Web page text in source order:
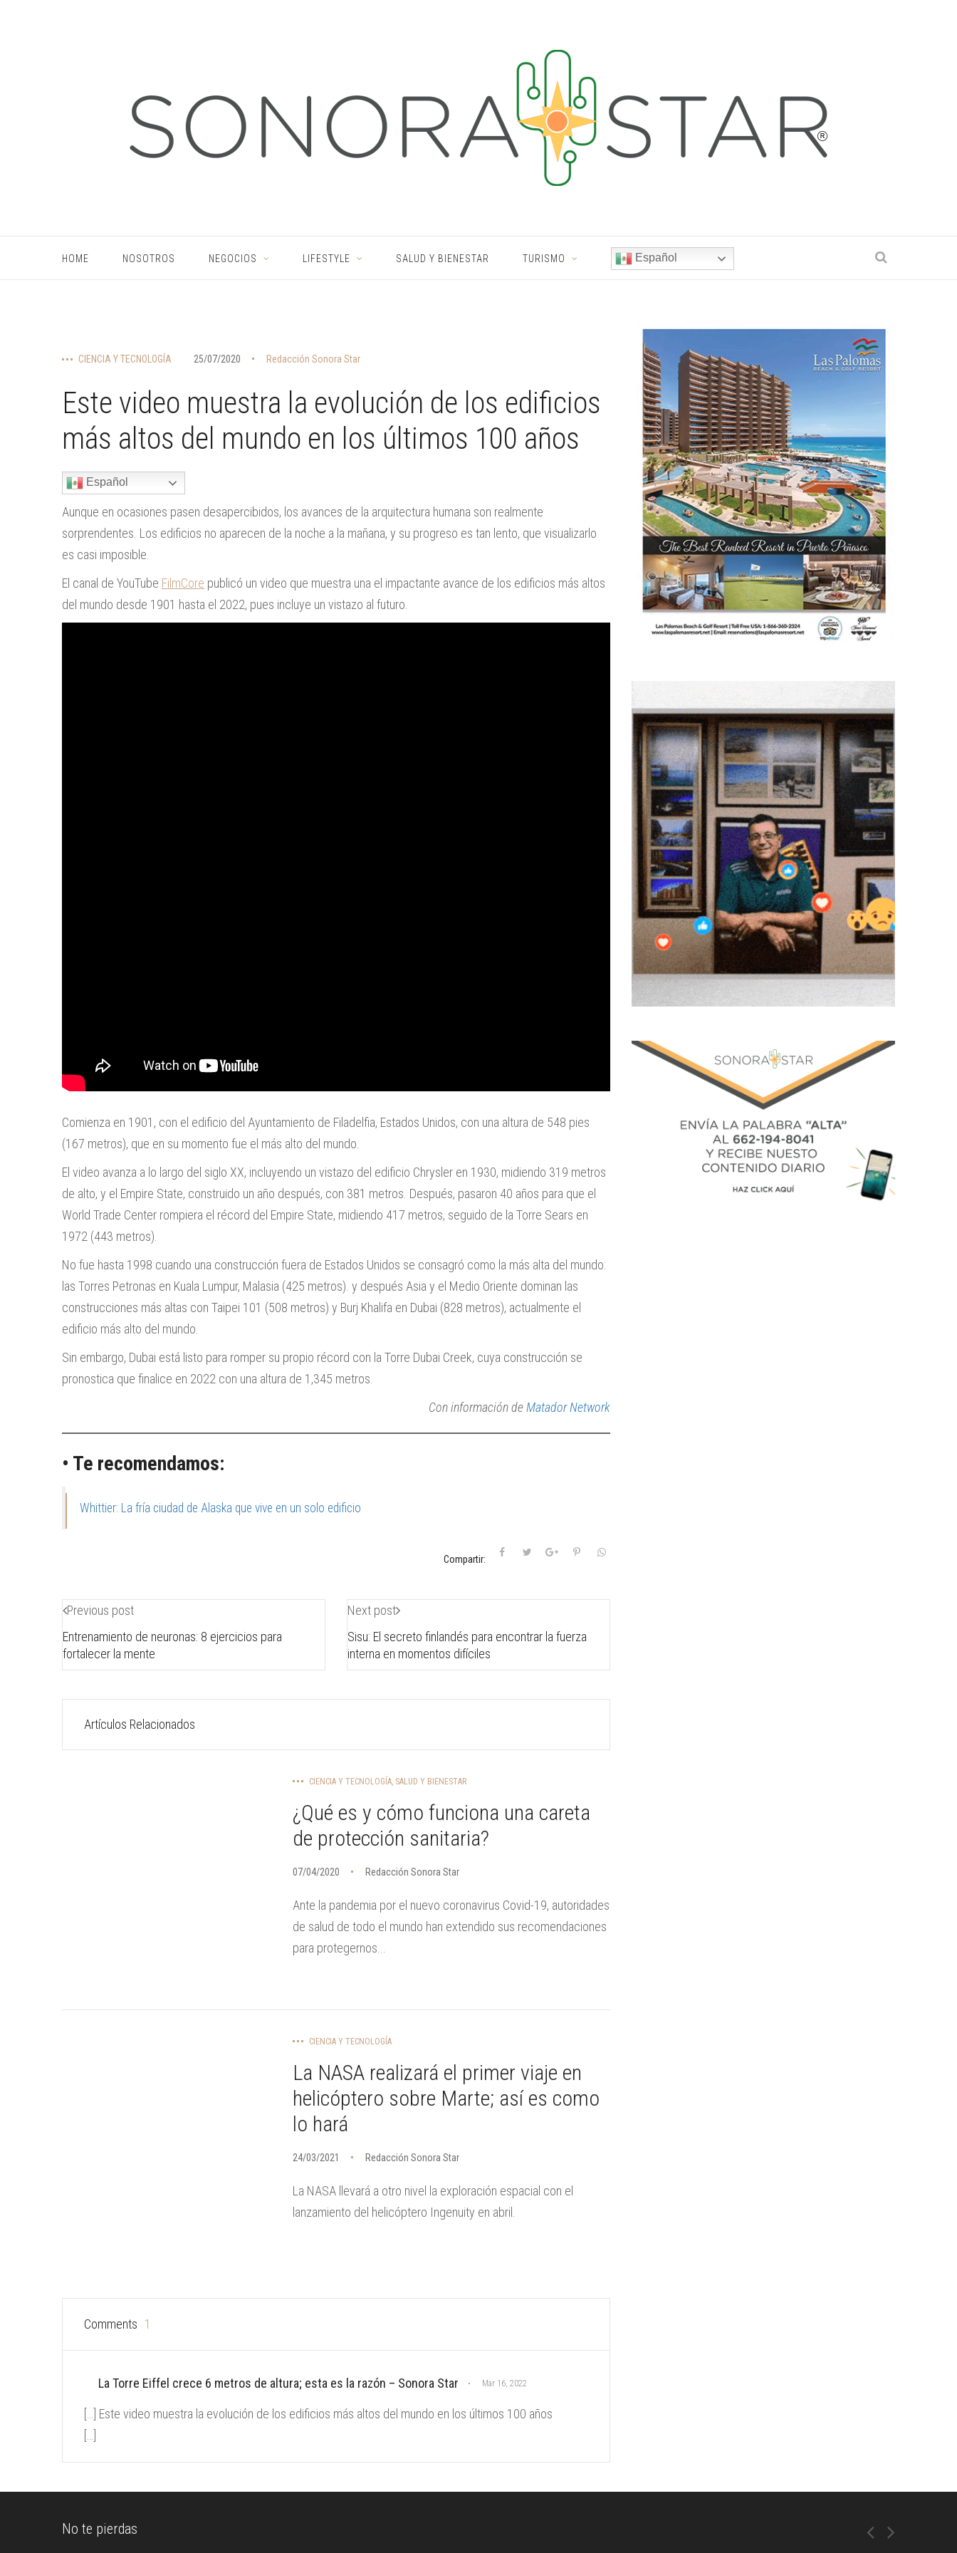
HOME NOSOTROS NEGOCIOS LIFESTYLE SALUD Y BIENESTAR TURISMO Español
CIENCIA Y TECNOLOGÍA 25/07/2020 Redacción Sonora Star
Este video muestra la evolución de los edificios
más altos del mundo en los últimos 100 años
Español
Aunque en ocasiones pasen desapercibidos, los avances de la arquitectura humana son realmente
sorprendentes. Los edificios no aparecen de la noche a la mañana, y su progreso es tan lento, que visualizarlo
es casi imposible.
El canal de YouTube FilmCore publicó un video que muestra una el impactante avance de los edificios más altos
del mundo desde 1901 hasta el 2022, pues incluye un vistazo al futuro.
Comienza en 1901, con el edificio del Ayuntamiento de Filadelfia, Estados Unidos, con una altura de 548 pies
(167 metros), que en su momento fue el más alto del mundo.
El video avanza a lo largo del siglo XX, incluyendo un vistazo del edificio Chrysler en 1930, midiendo 319 metros
de alto, y el Empire State, construido un año después, con 381 metros. Después, pasaron 40 años para que el
World Trade Center rompiera el récord del Empire State, midiendo 417 metros, seguido de la Torre Sears en
1972 (443 metros).
No fue hasta 1998 cuando una construcción fuera de Estados Unidos se consagró como la más alta del mundo:
las Torres Petronas en Kuala Lumpur, Malasia (425 metros). y después Asia y el Medio Oriente dominan las
construcciones más altas con Taipei 101 (508 metros) y Burj Khalifa en Dubai (828 metros), actualmente el
edificio más alto del mundo.
Sin embargo, Dubai está listo para romper su propio récord con la Torre Dubai Creek, cuya construcción se
pronostica que finalice en 2022 con una altura de 1,345 metros.
Con información deMatador Network
• Te recomendamos:
Whittier: La fría ciudad de Alaska que vive en un solo edificio
Compartir:
Previous post
Entrenamiento de neuronas: 8 ejercicios para
fortalecer la mente
Next post
Sisu: El secreto finlandés para encontrar la fuerza
interna en momentos difíciles
Artículos Relacionados
CIENCIA Y TECNOLOGÍA SALUD Y BIENESTAR
¿Qué es y cómo funciona una careta
de protección sanitaria?
07/04/2020 Redacción Sonora Star
Ante la pandemia por el nuevo coronavirus Covid-19, autoridades
de salud de todo el mundo han extendido sus recomendaciones
para protegernos...
CIENCIA Y TECNOLOGÍA
La NASA realizará el primer viaje en
helicóptero sobre Marte; así es como
lo hará
24/03/2021 Redacción Sonora Star
La NASA llevará a otro nivel la exploración espacial con el
lanzamiento del helicóptero Ingenuity en abril.
Comments 1
La Torre Eiffel crece 6 metros de altura; esta es la razón – Sonora Star Mar 16, 2022
[…] Este video muestra la evolución de los edificios más altos del mundo en los últimos 100 años
[…]
No te pierdas